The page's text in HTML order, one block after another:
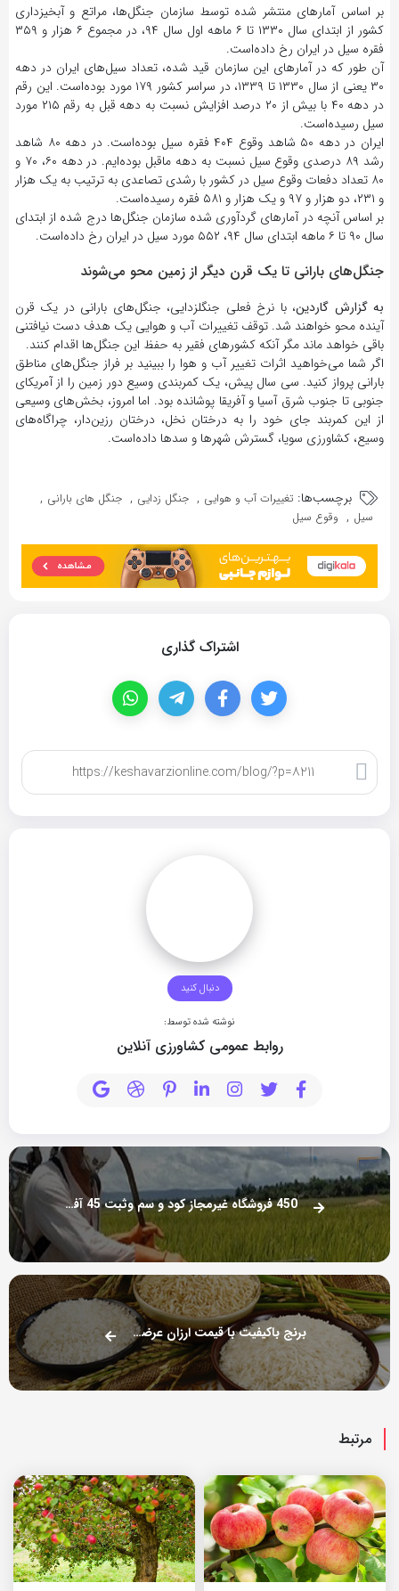
بر اساس آمارهای منتشر شده توسط سازمان جنگل‌ها، مراتع و آبخیزداری
کشور از ابتدای سال ۱۳۳۰ تا ۶ ماهه اول سال ۹۴، در مجموع ۶ هزار و ۳۵۹
فقره سیل در ایران رخ داده‌است.
آن طور که در آمارهای این سازمان قید شده، تعداد سیل‌های ایران در دهه
۳۰ یعنی از سال ۱۳۳۰ تا ۱۳۳۹، در سراسر کشور ۱۷۹ مورد بوده‌است. این رقم
در دهه ۴۰ با بیش از ۲۰ درصد افزایش نسبت به دهه قبل به رقم ۲۱۵ مورد
سیل رسیده‌است.
ایران در دهه ۵۰ شاهد وقوع ۴۰۴ فقره سیل بوده‌است. در دهه ۸۰ شاهد
رشد ۸۹ درصدی وقوع سیل نسبت به دهه ماقبل بوده‌ایم. در دهه ۶۰، ۷۰ و
۸۰ تعداد دفعات وقوع سیل در کشور با رشدی تصاعدی به ترتیب به یک هزار
و ۲۳۱، دو هزار و ۹۷ و یک هزار و ۵۸۱ فقره رسیده‌است.
بر اساس آنچه در آمارهای گردآوری شده سازمان جنگل‌ها درج شده از ابتدای
سال ۹۰ تا ۶ ماهه ابتدای سال ۹۴، ۵۵۲ مورد سیل در ایران رخ داده‌است.
جنگل‌های بارانی تا یک قرن دیگر از زمین محو می‌شوند
به گزارش گاردین
، با نرخ فعلی جنگل‎زدایی، جنگل‌های بارانی در یک قرن
آینده محو خواهند شد. توقف تغییرات آب و هوایی یک هدف دست نیافتنی
باقی خواهد ماند مگر آنکه کشورهای فقیر به حفظ این جنگل‌ها اقدام کنند.
اگر شما می‌‎خواهید اثرات تغییر آب و هوا را ببینید بر فراز جنگل‌های مناطق
بارانی پرواز کنید. سی سال پیش، یک کمربندی وسیع دور زمین را از آمریکای
جنوبی تا جنوب شرق آسیا و آفریقا پوشانده بود. اما امروز، بخش‌های وسیعی
از این کمربند جای خود را به درختان نخل، درختان رزین‌دار، چراگاه‌های
وسیع، کشاورزی سویا، گسترش شهرها و سدها داده‌است.
برچسب‌ها: تغییرات آب و هوایی , جنگل زدایی , جنگل های بارانی ,
سیل , وقوع سیل
اشتراک گذاری
دنبال کنید
نوشته شده توسط:
روابط عمومی کشاورزی آنلاین
450 فروشگاه غیرمجاز کود و سم وثبت 45 آفت کش جدید
برنج باکیفیت با قیمت ارزان عرضه می شود
مرتبط